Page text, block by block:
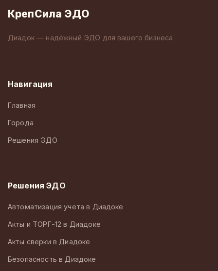
КрепСила ЭДО
Диадок — надёжный ЭДО для вашего бизнеса
Навигация
Главная
Города
Решения ЭДО
Решения ЭДО
Автоматизация учета в Диадоке
Акты и ТОРГ-12 в Диадоке
Акты сверки в Диадоке
Безопасность в Диадоке